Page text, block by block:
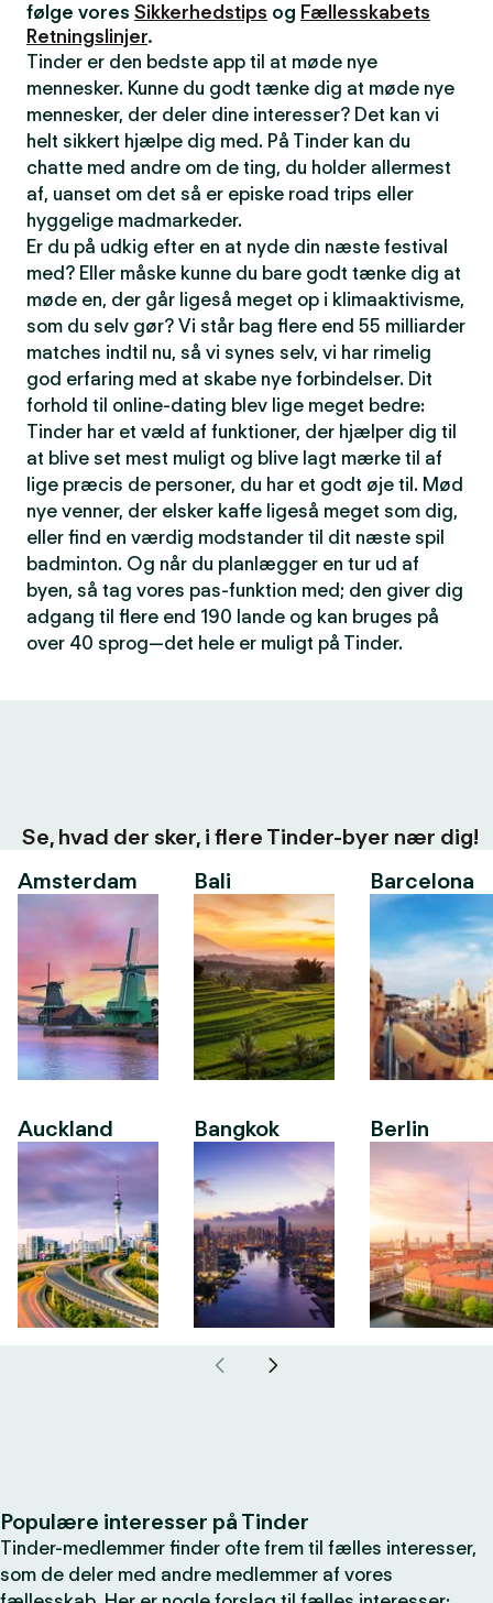
følge vores Sikkerhedstips og Fællesskabets
Retningslinjer.
Tinder er den bedste app til at møde nye
mennesker. Kunne du godt tænke dig at møde nye
mennesker, der deler dine interesser? Det kan vi
helt sikkert hjælpe dig med. På Tinder kan du
chatte med andre om de ting, du holder allermest
af, uanset om det så er episke road trips eller
hyggelige madmarkeder.
Er du på udkig efter en at nyde din næste festival
med? Eller måske kunne du bare godt tænke dig at
møde en, der går ligeså meget op i klimaaktivisme,
som du selv gør? Vi står bag flere end 55 milliarder
matches indtil nu, så vi synes selv, vi har rimelig
god erfaring med at skabe nye forbindelser. Dit
forhold til online-dating blev lige meget bedre:
Tinder har et væld af funktioner, der hjælper dig til
at blive set mest muligt og blive lagt mærke til af
lige præcis de personer, du har et godt øje til. Mød
nye venner, der elsker kaffe ligeså meget som dig,
eller find en værdig modstander til dit næste spil
badminton. Og når du planlægger en tur ud af
byen, så tag vores pas-funktion med; den giver dig
adgang til flere end 190 lande og kan bruges på
over 40 sprog—det hele er muligt på Tinder.
Se, hvad der sker, i flere Tinder-byer nær dig!
Amsterdam
Auckland
Bali
Bangkok
Barcelona
Berlin
Populære interesser på Tinder
Tinder-medlemmer finder ofte frem til fælles interesser,
som de deler med andre medlemmer af vores